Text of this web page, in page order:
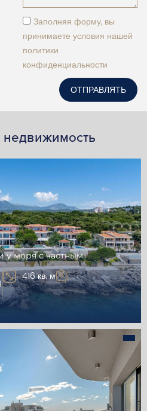
Заполняя форму, вы
принимаете условия нашей
политики
конфиденциальности
ОТПРАВЛЯТЬ
недвижимость
у моря с частным
416 кв. м